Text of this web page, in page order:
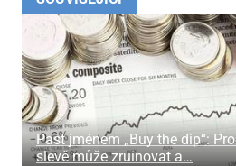
Past jménem „Buy the dip“:
slevě může zruinovat a…